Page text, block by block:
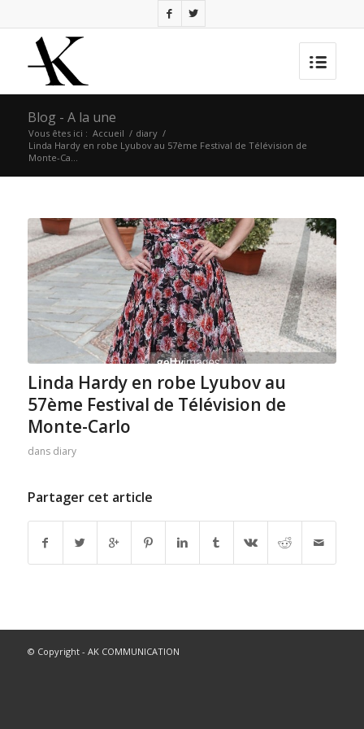
Blog - A la une
Vous êtes ici : Accueil / diary /
Linda Hardy en robe Lyubov au 57ème Festival de Télévision de
Monte-Ca...
Linda Hardy en robe Lyubov au
57ème Festival de Télévision de
Monte-Carlo
dans diary
Partager cet article
© Copyright - AK COMMUNICATION